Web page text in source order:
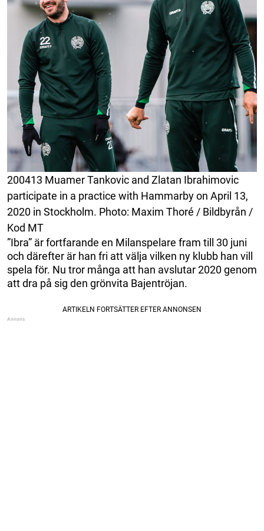
200413 Muamer Tankovic and Zlatan Ibrahimovic
participate in a practice with Hammarby on April 13,
2020 in Stockholm. Photo: Maxim Thoré / Bildbyrån /
Kod MT
”Ibra” är fortfarande en Milanspelare fram till 30 juni
och därefter är han fri att välja vilken ny klubb han vill
spela för. Nu tror många att han avslutar 2020 genom
att dra på sig den grönvita Bajentröjan.